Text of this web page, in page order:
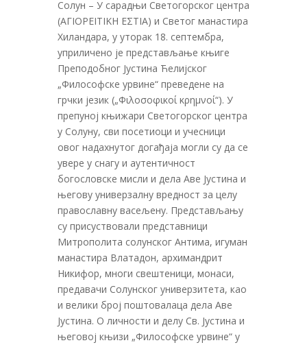
Солун – У сарадњи Светогорског центра
(ΑΓΙΟΡΕΙΤΙΚΗ ΕΣΤΙΑ) и Светог манастира
Хиландара, у уторак 18. септембра,
уприличено је представљање књиге
Преподобног Јустина Ћелијског
„Философске урвине“ преведене на
грчки језик („Φιλοσοφικοί κρημνοί“). У
препуној књижари Светогорског центра
у Солуну, сви посетиоци и учесници
овог надахнутог догађаја могли су да се
увере у снагу и аутентичност
богословске мисли и дела Аве Јустина и
његову универзалну вредност за целу
православну васељену. Представљању
су присуствовали представници
Митрополита солунског Антима, игуман
манастира Влатадон, архимандрит
Никифор, многи свештеници, монаси,
предавачи Солунског универзитета, као
и велики број поштовалаца дела Аве
Јустина. О личности и делу Св. Јустина и
његовој књизи „Философске урвине“ у